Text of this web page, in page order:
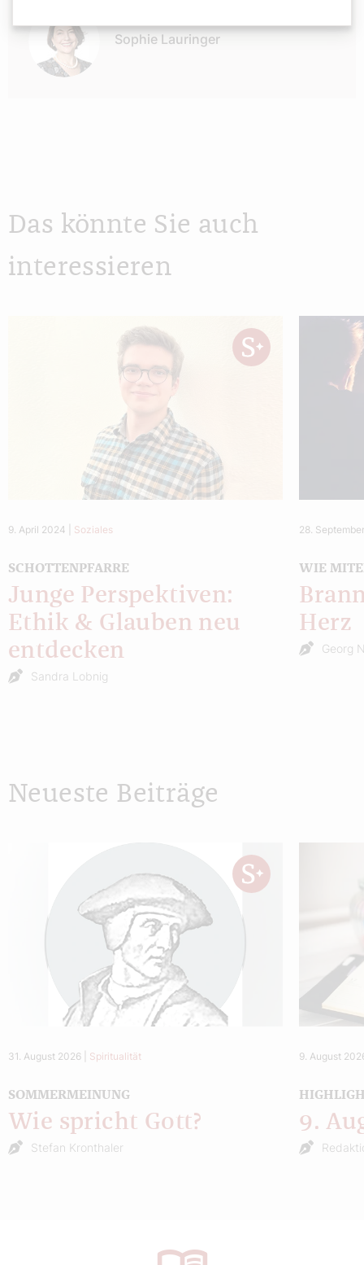
Sophie Lauringer
Das könnte Sie auch
interessieren
9. April 2024 Soziales
SCHOTTENPFARRE
Junge Perspektiven:
Ethik & Glauben neu
entdecken
Sandra Lobnig
28.
WIE
Herz
Georg
Neueste Beiträge
31. August 2026 Spiritualität
SOMMERMEINUNG
Wie spricht Gott?
Stefan Kronthaler
9. August
9.